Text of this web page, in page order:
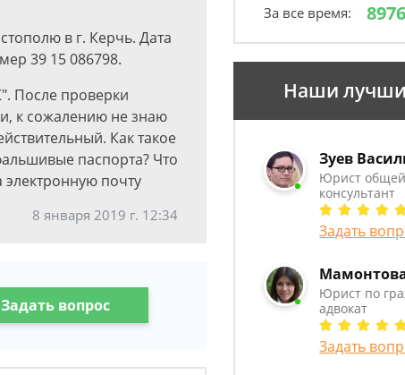
в г. Керчь. Дата
39 15 086798.
После проверки
к сожалению не знаю
Как такое
паспорта? Что
электронную почту
8 января 2019 г. 12:34
Задать вопрос
За все время: 8976
Наши
Зуев
Юрист
консультант
Задать
Юрист по
адвокат
Задать